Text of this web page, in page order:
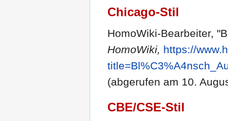
Chicago-Stil
HomoWiki-Bearbeiter,
HomoWiki, https://
(abgerufen am 10.
CBE/CSE-Stil